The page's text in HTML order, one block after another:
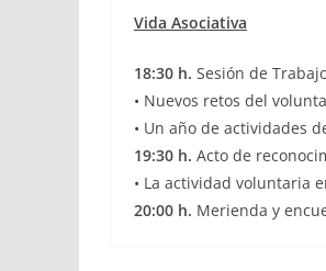
Vida Asociativa
18:30 h. Sesión de
• Nuevos retos del
• Un año de actividades
19:30 h. Acto de
• La actividad voluntaria
20:00 h. Merienda y